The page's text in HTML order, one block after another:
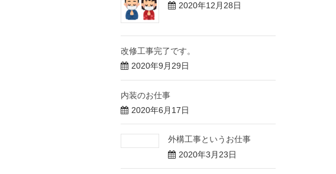
2020年12月28日
改修工事完了です。
2020年9月29日
内装のお仕事
2020年6月17日
外構工事というお仕事
2020年3月23日